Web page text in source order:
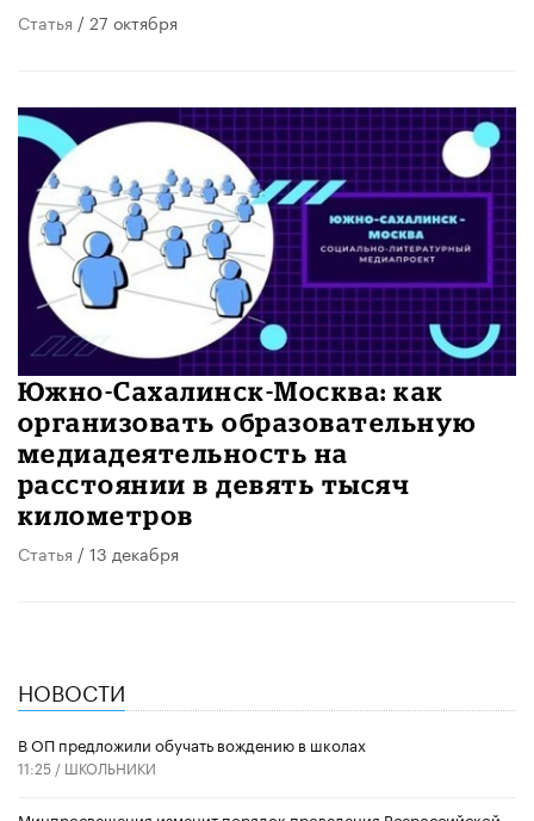
Статья / 27 октября
Южно-Сахалинск-Москва: как
организовать образовательную
медиадеятельность на
расстоянии в девять тысяч
километров
Статья / 13 декабря
НОВОСТИ
В ОП предложили обучать вождению в школах
11:25 / ШКОЛЬНИКИ